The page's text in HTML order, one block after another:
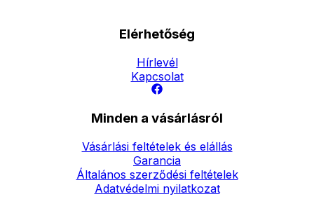
Elérhetőség
Hírlevél
Kapcsolat
Minden a vásárlásról
Vásárlási feltételek és elállás
Garancia
Általános szerződési feltételek
Adatvédelmi nyilatkozat